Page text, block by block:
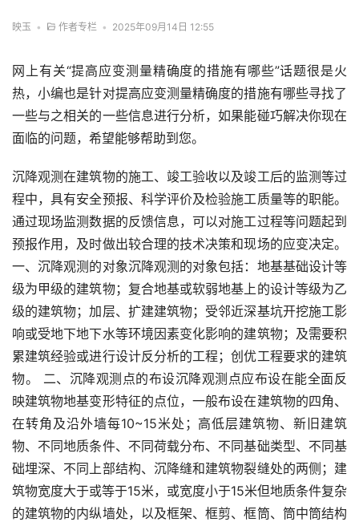
映玉 • 作者专栏 • 2025年09月14日 12:55
网上有关“提高应变测量精确度的措施有哪些”话题很是火
热，小编也是针对提高应变测量精确度的措施有哪些寻找了
一些与之相关的一些信息进行分析，如果能碰巧解决你现在
面临的问题，希望能够帮助到您。
沉降观测在建筑物的施工、竣工验收以及竣工后的监测等过
程中，具有安全预报、科学评价及检验施工质量等的职能。
通过现场监测数据的反馈信息，可以对施工过程等问题起到
预报作用，及时做出较合理的技术决策和现场的应变决定。
一、沉降观测的对象沉降观测的对象包括：地基基础设计等
级为甲级的建筑物；复合地基或软弱地基上的设计等级为乙
级的建筑物；加层、扩建建筑物；受邻近深基坑开挖施工影
响或受地下地下水等环境因素变化影响的建筑物；及需要积
累建筑经验或进行设计反分析的工程；创优工程要求的建筑
物。 二、沉降观测点的布设沉降观测点应布设在能全面反
映建筑物地基变形特征的点位，一般布设在建筑物的四角、
在转角及沿外墙每10~15米处；高低层建筑物、新旧建筑
物、不同地质条件、不同荷载分布、不同基础类型、不同基
础埋深、不同上部结构、沉降缝和建筑物裂缝处的两侧；建
筑物宽度大于或等于15米，或宽度小于15米但地质条件复杂
的建筑物的内纵墙处，以及框架、框剪、框筒、筒中筒结构